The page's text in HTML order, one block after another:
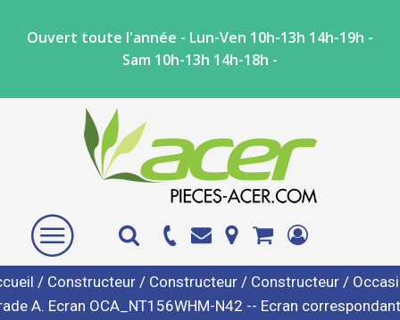
Ouvert toute l'année - Lun-Ven 10h-13h 14h-19h -
Sam 10h-13h 14h-18h -
/ Constructeur/ Constructeur/ Constructeur/
A. Ecran OCA_NT156WHM-N42 -- Ecran